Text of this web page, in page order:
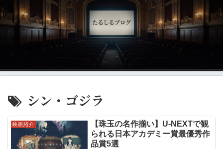
シン・ゴジラ
映画紹介
【珠玉の名作揃い】U-NEXTで観
られる日本アカデミー賞最優秀作
品賞5選